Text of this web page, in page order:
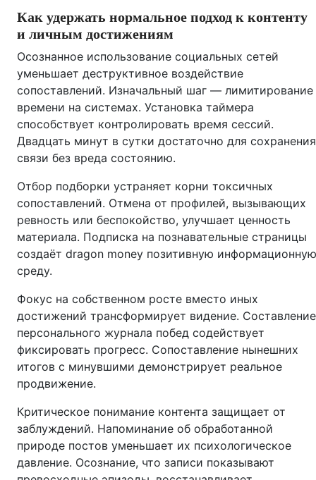
Как удержать нормальное подход к контенту
и личным достижениям
Осознанное использование социальных сетей
уменьшает деструктивное воздействие
сопоставлений. Изначальный шаг — лимитирование
времени на системах. Установка таймера
способствует контролировать время сессий.
Двадцать минут в сутки достаточно для сохранения
связи без вреда состоянию.
Отбор подборки устраняет корни токсичных
сопоставлений. Отмена от профилей, вызывающих
ревность или беспокойство, улучшает ценность
материала. Подписка на познавательные страницы
создаёт dragon money позитивную информационную
среду.
Фокус на собственном росте вместо иных
достижений трансформирует видение. Составление
персонального журнала побед содействует
фиксировать прогресс. Сопоставление нынешних
итогов с минувшими демонстрирует реальное
продвижение.
Критическое понимание контента защищает от
заблуждений. Напоминание об обработанной
природе постов уменьшает их психологическое
давление. Осознание, что записи показывают